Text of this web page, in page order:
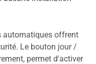
automatiques offrent
Le bouton jour /
permet d'activer